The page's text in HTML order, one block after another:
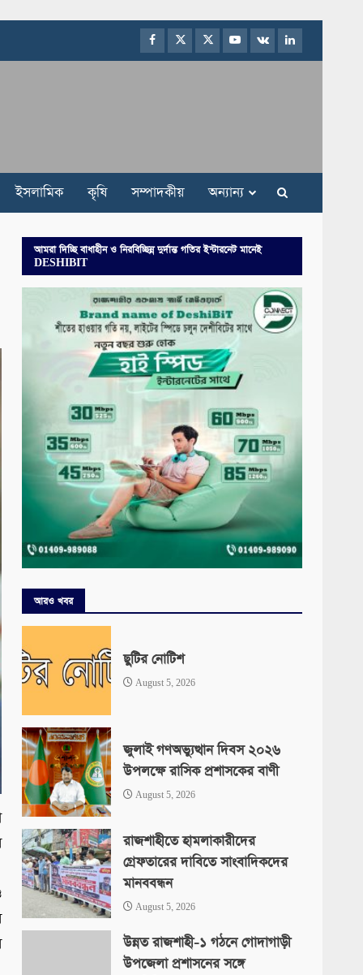
Facebook
TwitterInstagram
Youtube
VK LinkedIn
ইসলামিক কৃষি সম্পাদকীয় অন্যান্য
আমরা দিচ্ছি বাধাহীন ও নিরবিচ্ছিন্ন দুর্দান্ত গতির ইন্টারনেট মানেই
DESHIBIT
আরও খবর
ছুটির নোটিশ
August 5, 2026
জুলাই গণঅভ্যুত্থান দিবস ২০২৬
উপলক্ষে রাসিক প্রশাসকের বাণী
August 5, 2026
রাজশাহীতে হামলাকারীদের
গ্রেফতারের দাবিতে সাংবাদিকদের
মানববন্ধন
August 5, 2026
উন্নত রাজশাহী-১ গঠনে গোদাগাড়ী
উপজেলা প্রশাসনের সঙ্গে